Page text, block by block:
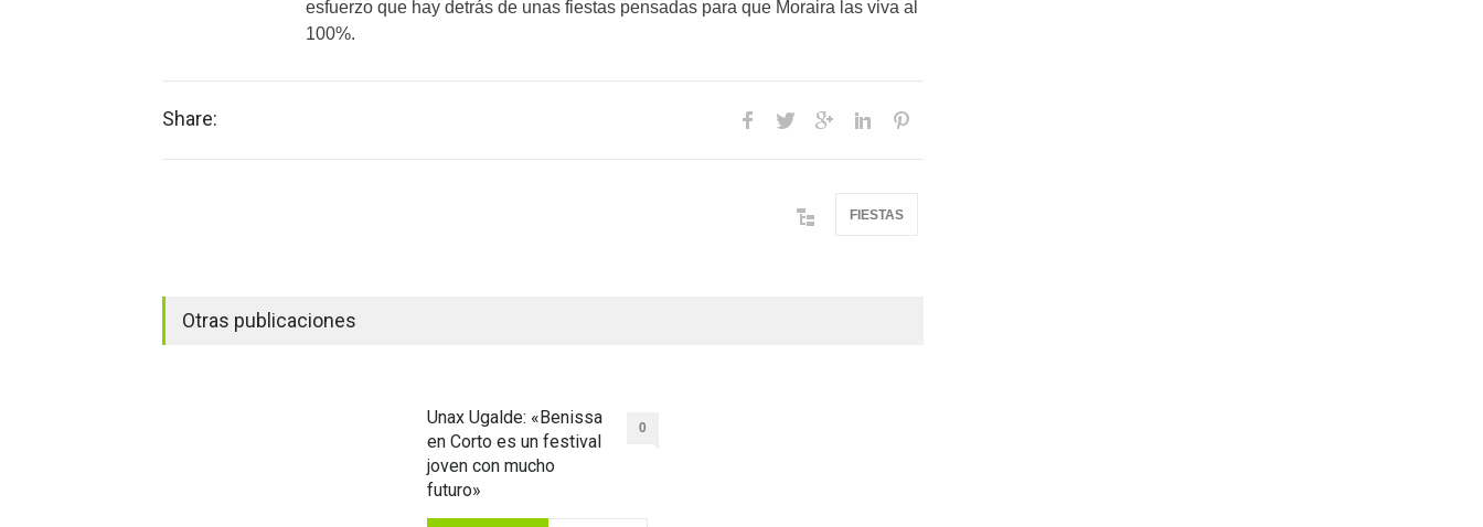
esfuerzo que hay detrás de unas fiestas pensadas para que Moraira las viva al
100%.
Share:
FIESTAS
Otras publicaciones
Unax Ugalde: «Benissa
en Corto es un festival
joven con mucho
futuro»
0